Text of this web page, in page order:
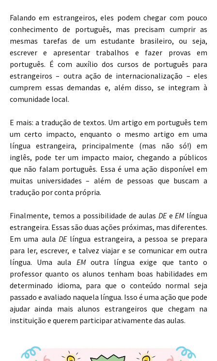
Falando em estrangeiros, eles podem chegar com pouco
conhecimento de português, mas precisam cumprir as
mesmas tarefas de um estudante brasileiro, ou seja,
escrever e apresentar trabalhos e fazer provas em
português. É com auxílio dos cursos de português para
estrangeiros – outra ação de internacionalização – eles
cumprem essas demandas e, além disso, se integram à
comunidade local.
E mais: a tradução de textos. Um artigo em português tem
um certo impacto, enquanto o mesmo artigo em uma
língua estrangeira, principalmente (mas não só!) em
inglês, pode ter um impacto maior, chegando a públicos
que não falam português. Essa é uma ação disponível em
muitas universidades – além de pessoas que buscam a
tradução por conta própria.
Finalmente, temos a possibilidade de aulas DEeEMlíngua
estrangeira. Essas são duas ações próximas, mas diferentes.
Em uma aula DElíngua estrangeira, a pessoa se prepara
para ler, escrever, e talvez viajar e se comunicar em outra
língua. Uma aula EMoutra língua exige que tanto o
professor quanto os alunos tenham boas habilidades em
determinado idioma, para que o conteúdo normal seja
passado e avaliado naquela língua. Isso é uma ação que pode
ajudar ainda mais alunos estrangeiros que chegam na
instituição e querem participar ativamente das aulas.